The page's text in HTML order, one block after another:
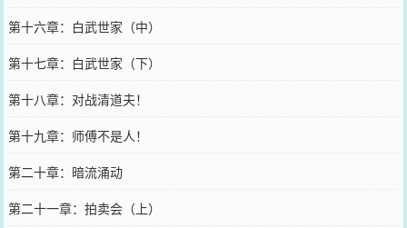
第十六章：白武世家（中）
第十七章：白武世家（下）
第十八章：对战清道夫！
第十九章：师傅不是人！
第二十章：暗流涌动
第二十一章：拍卖会（上）